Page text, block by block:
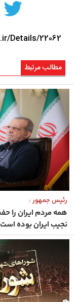
Details/22062
مطالب مرتبط
رئیس ‌جمهور :
همه مردم ایران را
نجیب ایران بوده است